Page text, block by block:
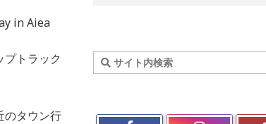
in Aiea
トラック
のタウン行